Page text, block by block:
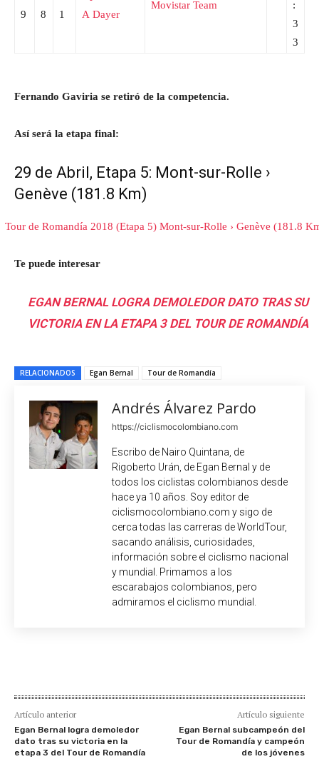
9
8
1
A Dayer
Movistar Team
:
3
3
Fernando Gaviria se retiró de la competencia.
Así será la etapa final:
29 de Abril, Etapa 5: Mont-sur-Rolle ›
Genève (181.8 Km)
Te puede interesar
EGAN BERNAL LOGRA DEMOLEDOR DATO TRAS SU
VICTORIA EN LA ETAPA 3 DEL TOUR DE ROMANDÍA
RELACIONADOS Egan Bernal Tour de Romandía
Andrés Álvarez Pardo
https://ciclismocolombiano.com
Escribo de Nairo Quintana, de
Rigoberto Urán, de Egan Bernal y de
todos los ciclistas colombianos desde
hace ya 10 años. Soy editor de
ciclismocolombiano.com y sigo de
cerca todas las carreras de WorldTour,
sacando análisis, curiosidades,
información sobre el ciclismo nacional
y mundial. Primamos a los
escarabajos colombianos, pero
admiramos el ciclismo mundial.
Artículo anterior
Egan Bernal logra demoledor
dato tras su victoria en la
etapa 3 del Tour de Romandía
Artículo siguiente
Egan Bernal subcampeón del
Tour de Romandía y campeón
de los jóvenes